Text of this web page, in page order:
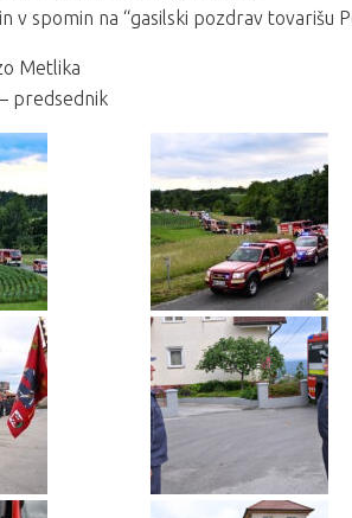
v spomin na “gasilski pozdrav
Metlika
predsednik